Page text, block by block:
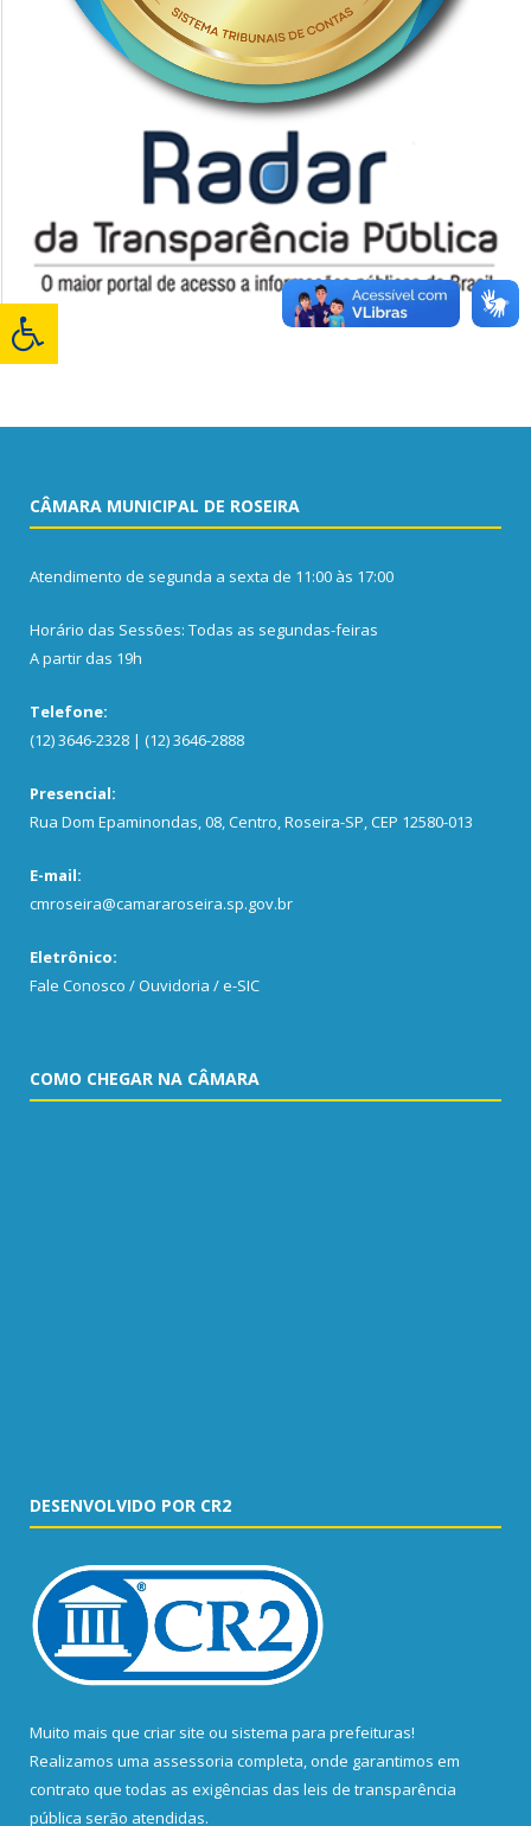
CÂMARA MUNICIPAL DE ROSEIRA
Atendimento de segunda a sexta de 11:00 às 17:00
Horário das Sessões: Todas as segundas-feiras
A partir das 19h
Telefone:
(12) 3646-2328 | (12) 3646-2888
Presencial:
Rua Dom Epaminondas, 08, Centro, Roseira-SP, CEP 12580-013
E-mail:
cmroseira@camararoseira.sp.gov.br
Eletrônico:
Fale Conosco / Ouvidoria / e-SIC
COMO CHEGAR NA CÂMARA
DESENVOLVIDO POR CR2
Muito mais que criar site ou sistema para prefeituras!
Realizamos uma assessoria completa, onde garantimos em
contrato que todas as exigências das leis de transparência
pública serão atendidas.